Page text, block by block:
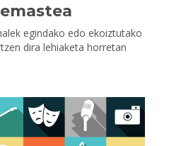
egindako edo ekoiztutako
dira lehiaketa horretan